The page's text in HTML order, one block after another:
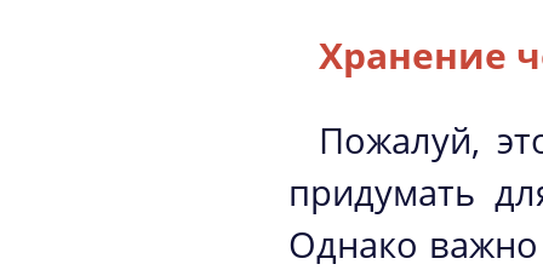
Хранение
Пожалуй,
придумать
Однако